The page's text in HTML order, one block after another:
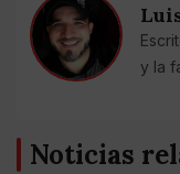
y la
Noticias